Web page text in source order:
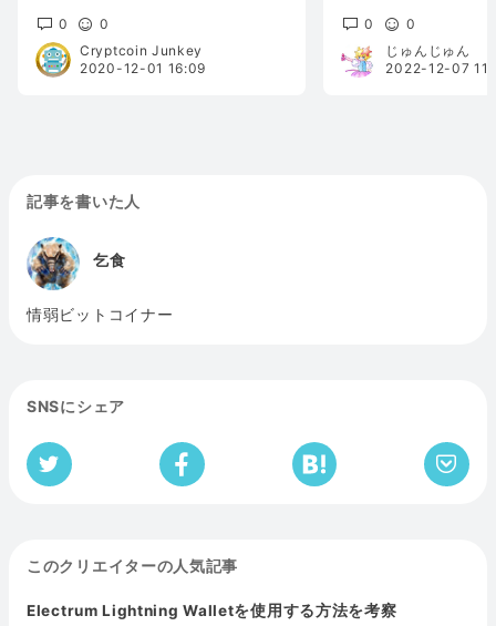
0
0
Cryptcoin Junkey
2020-12-01 16:09
0
0
じゅんじゅん
2022-12-07
記事を書いた人
乞食
情弱ビットコイナー
SNSにシェア
このクリエイターの人気記事
Electrum Lightning Walletを使用する方法を考察